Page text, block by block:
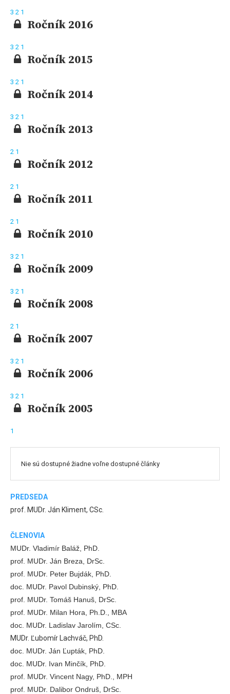
3 2 1
Ročník 2016
3 2 1
Ročník 2015
3 2 1
Ročník 2014
3 2 1
Ročník 2013
2 1
Ročník 2012
2 1
Ročník 2011
2 1
Ročník 2010
3 2 1
Ročník 2009
3 2 1
Ročník 2008
2 1
Ročník 2007
3 2 1
Ročník 2006
3 2 1
Ročník 2005
1
Nie sú dostupné žiadne voľne dostupné články
PREDSEDA
prof. MUDr. Ján Kliment, CSc.
ČLENOVIA
MUDr. Vladimír Baláž, PhD.
prof. MUDr. Ján Breza, DrSc.
prof. MUDr. Peter Bujdák, PhD.
doc. MUDr. Pavol Dubinský, PhD.
prof. MUDr. Tomáš Hanuš, DrSc.
prof. MUDr. Milan Hora, Ph.D., MBA
doc. MUDr. Ladislav Jarolím, CSc.
MUDr. Ľubomír Lachváč, PhD.
doc. MUDr. Ján Ľupták, PhD.
doc. MUDr. Ivan Minčík, PhD.
prof. MUDr. Vincent Nagy, PhD., MPH
prof. MUDr. Dalibor Ondruš, DrSc.